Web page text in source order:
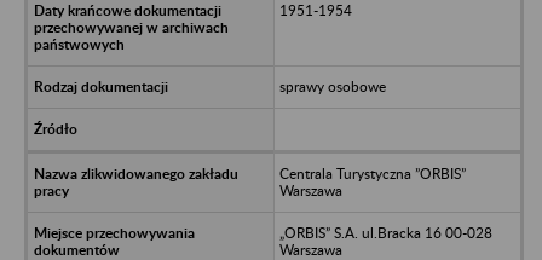
1951-1954
sprawy osobowe
Centrala Turystyczna ”ORBIS”
Warszawa
„ORBIS” S.A. ul.Bracka 16 00-028
Warszawa